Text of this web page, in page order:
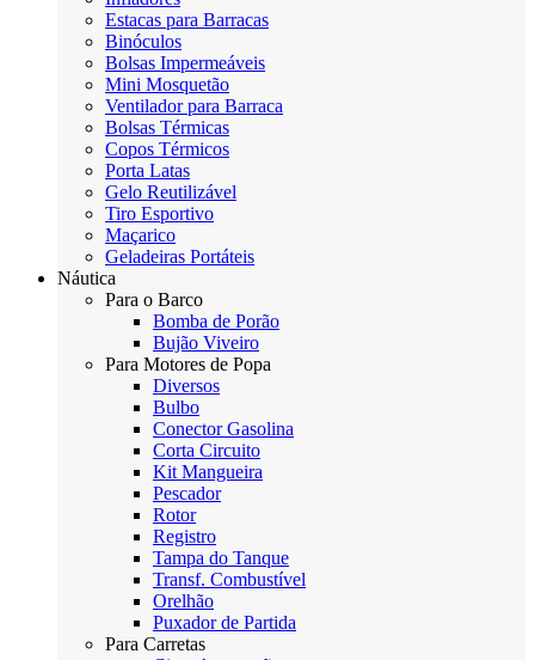
Estacas para Barracas
Binóculos
Bolsas Impermeáveis
Mini Mosquetão
Ventilador para Barraca
Bolsas Térmicas
Copos Térmicos
Porta Latas
Gelo Reutilizável
Tiro Esportivo
Maçarico
Geladeiras Portáteis
Náutica
Para o Barco
Bomba de Porão
Bujão Viveiro
Para Motores de Popa
Diversos
Bulbo
Conector Gasolina
Corta Circuito
Kit Mangueira
Pescador
Rotor
Registro
Tampa do Tanque
Transf. Combustível
Orelhão
Puxador de Partida
Para Carretas